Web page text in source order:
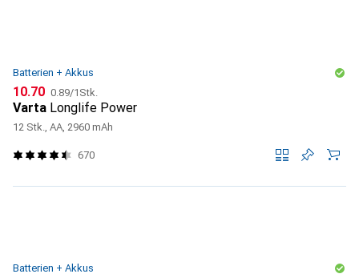
Batterien + Akkus
CHF
10.70 CHF
0.89/1Stk.
Varta Longlife Power
12 Stk., AA, 2960 mAh
670
Batterien + Akkus